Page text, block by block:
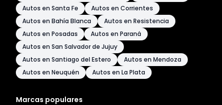
Autos en Santa Fe
Autos en Corrientes
Autos en Bahía Blanca
Autos en Resistencia
Autos en Posadas
Autos en Paraná
Autos en San Salvador de Jujuy
Autos en Santiago del Estero
Autos en Mendoza
Autos en Neuquén
Autos en La Plata
Marcas populares